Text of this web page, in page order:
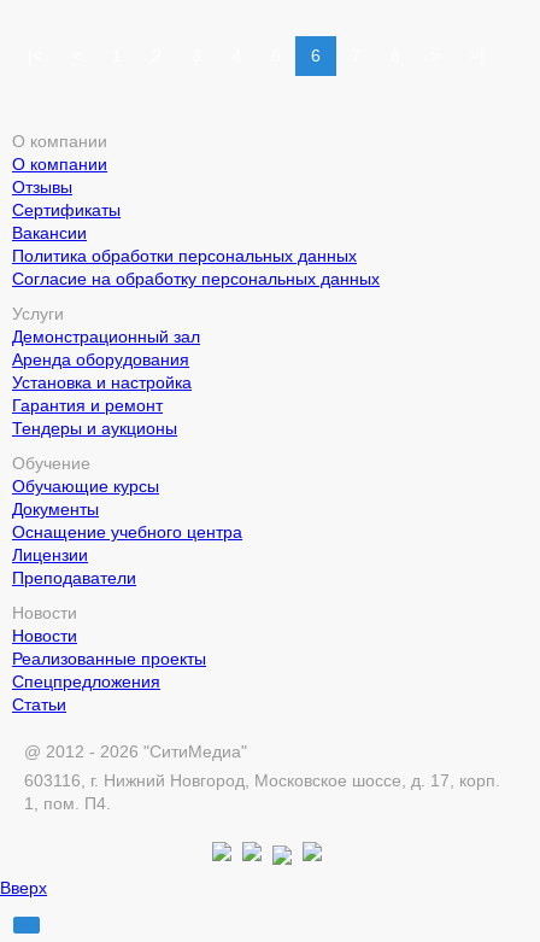
6
О компании
О компании
Отзывы
Сертификаты
Вакансии
Политика обработки персональных данных
Согласие на обработку персональных данных
Услуги
Демонстрационный зал
Аренда оборудования
Установка и настройка
Гарантия и ремонт
Тендеры и аукционы
Обучение
Обучающие курсы
Документы
Оснащение учебного центра
Лицензии
Преподаватели
Новости
Новости
Реализованные проекты
Спецпредложения
Статьи
@ 2012 - 2026 "СитиМедиа"
603116, г. Нижний Новгород, Московское шоссе, д. 17, корп.
1, пом. П4.
Вверх